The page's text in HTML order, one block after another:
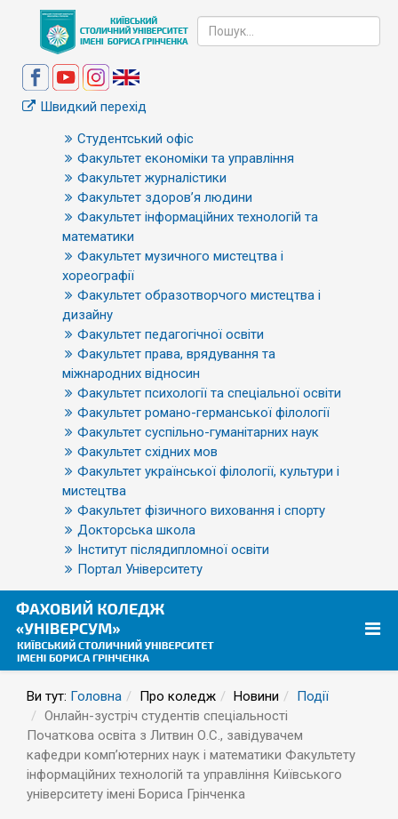
Швидкий перехід
Студентський офіс
Факультет економіки та управління
Факультет журналістики
Факультет здоров’я людини
Факультет інформаційних технологій та
математики
Факультет музичного мистецтва і
хореографії
Факультет образотворчого мистецтва і
дизайну
Факультет педагогічної освіти
Факультет права, врядування та
міжнародних відносин
Факультет психології та спеціальної освіти
Факультет романо-германської філології
Факультет суспільно-гуманітарних наук
Факультет східних мов
Факультет української філології, культури і
мистецтва
Факультет фізичного виховання і спорту
Докторська школа
Інститут післядипломної освіти
Портал Університету
Ви тут: Головна Про коледж Новини
Події
Онлайн-зустріч студентів спеціальності
Початкова освіта з Литвин О.С., завідувачем
кафедри комп’ютерних наук і математики Факультету
інформаційних технологій та управління Київського
університету імені Бориса Грінченка